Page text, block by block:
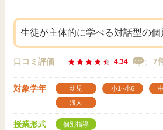
生徒が主体的に学べる対話型の個
口コミ評価 4.34 7
対象学年 幼児 小1~小6
浪人
授業形式 個別指導